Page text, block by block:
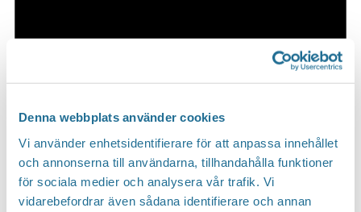
Denna webbplats använder cookies
Vi använder enhetsidentifierare för att anpassa innehållet
och annonserna till användarna, tillhandahålla funktioner
för sociala medier och analysera vår trafik. Vi
vidarebefordrar även sådana identifierare och annan
Notis
Inga resultat hittades.